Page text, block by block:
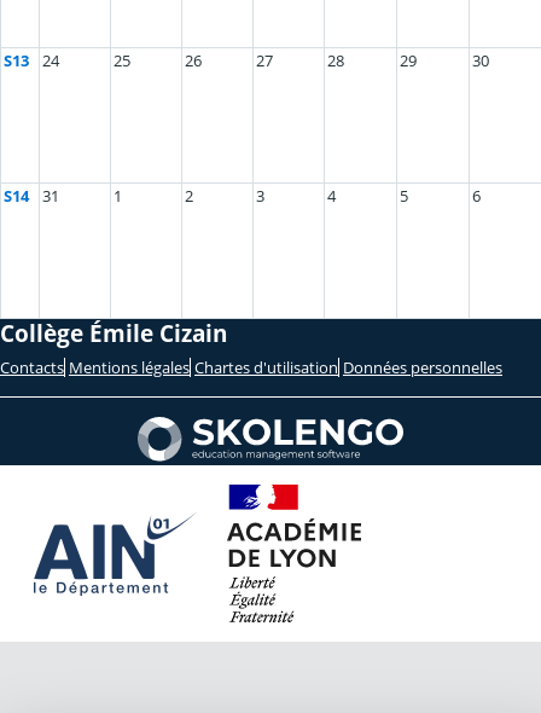
S13 24 25 26 27 28 29 30
S14 31 1 2 3 4 5 6
Collège Émile Cizain
Contacts Mentions légales Chartes d'utilisation Données personnelles